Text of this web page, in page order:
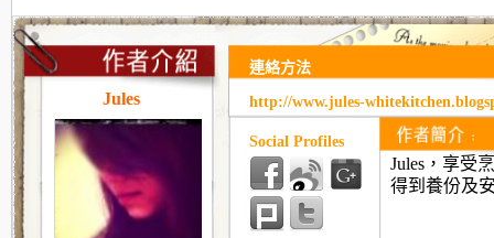
Jules
Jules，享受
得到養份及
連絡方法
http://www.jules-
Social Profiles